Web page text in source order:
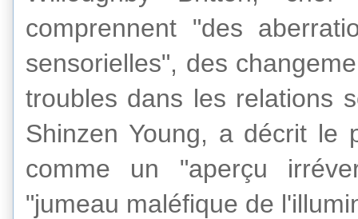
comprennent "des
sensorielles", des
troubles dans les relations
Shinzen Young, a décrit le
comme un
"aperçu
"jumeau maléfique de